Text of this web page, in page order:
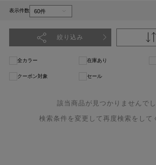
表示件数
絞り込み
全カラー 在庫あり
クーポン対象 セール
該当商品が見つかりませんでし
検索条件を変更して再度検索をして